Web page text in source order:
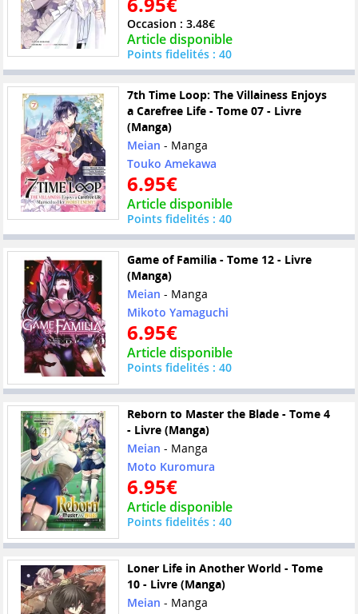
Occasion : 3.48€
Article disponible
Points fidelités : 40
7th Time Loop: The Villainess Enjoys
a Carefree Life - Tome 07 - Livre
(Manga)
Meian - Manga
Touko Amekawa
6.95€
Article disponible
Points fidelités : 40
Game of Familia - Tome 12 - Livre
(Manga)
Meian - Manga
Mikoto Yamaguchi
6.95€
Article disponible
Points fidelités : 40
Reborn to Master the Blade - Tome 4
- Livre (Manga)
Meian - Manga
Moto Kuromura
6.95€
Article disponible
Points fidelités : 40
Loner Life in Another World - Tome
10 - Livre (Manga)
Meian - Manga